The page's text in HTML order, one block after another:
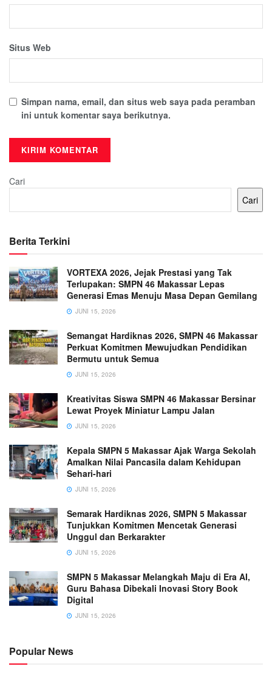
Situs Web
Simpan nama, email, dan situs web saya pada peramban
ini untuk komentar saya berikutnya.
Cari
Cari
Berita Terkini
VORTEXA 2026, Jejak Prestasi yang Tak
Terlupakan: SMPN 46 Makassar Lepas
Generasi Emas Menuju Masa Depan Gemilang
JUNI 15, 2026
Semangat Hardiknas 2026, SMPN 46 Makassar
Perkuat Komitmen Mewujudkan Pendidikan
Bermutu untuk Semua
JUNI 15, 2026
Kreativitas Siswa SMPN 46 Makassar Bersinar
Lewat Proyek Miniatur Lampu Jalan
JUNI 15, 2026
Kepala SMPN 5 Makassar Ajak Warga Sekolah
Amalkan Nilai Pancasila dalam Kehidupan
Sehari-hari
JUNI 15, 2026
Semarak Hardiknas 2026, SMPN 5 Makassar
Tunjukkan Komitmen Mencetak Generasi
Unggul dan Berkarakter
JUNI 15, 2026
SMPN 5 Makassar Melangkah Maju di Era AI,
Guru Bahasa Dibekali Inovasi Story Book
Digital
JUNI 15, 2026
Popular News